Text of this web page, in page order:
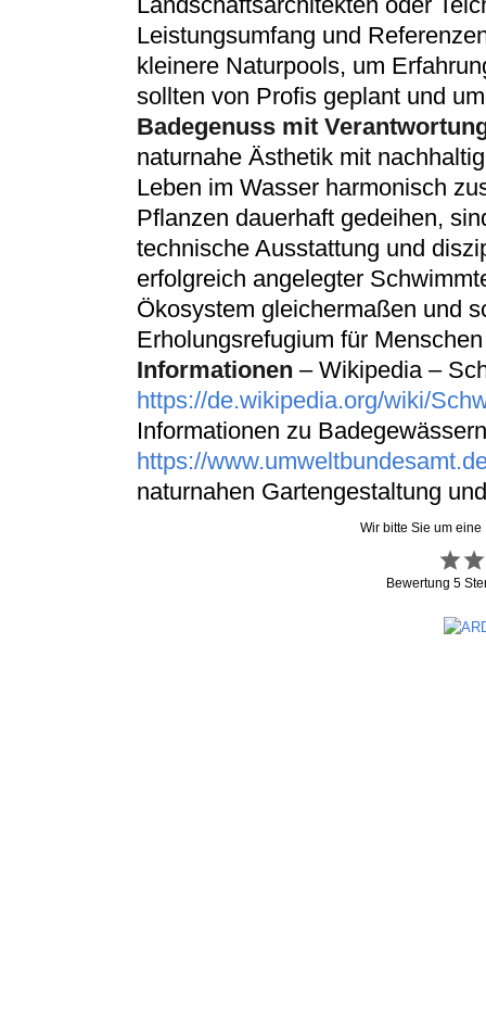
Leistungsumfang und
kleinere Naturpools, um
sollten von Profis geplant und
Badegenuss mit
naturnahe Ästhetik mit
Leben im Wasser harmonisch
Pflanzen dauerhaft gedeihen,
technische Ausstattung und
erfolgreich angelegter
Ökosystem gleichermaßen und
Erholungsrefugium für
Informationen – Wikipedia –
https://de.wikipedia.org/wiki/
Informationen zu
https://
naturnahen Gartengestaltung
Wir bitte Sie um
Bewertung5